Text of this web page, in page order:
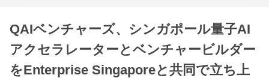
QAIベンチャーズ、シンガポール量子AI
アクセラレーターとベンチャービルダー
をEnterprise Singaporeと共同で立ち上